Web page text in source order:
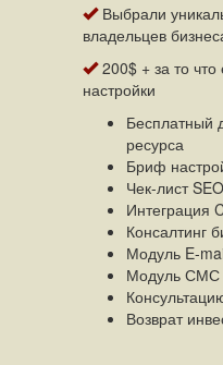
Выбрали
владельцев
200$ + за то что
настройки
Бесплатный
ресурса
Бриф
Чек-лист
Интеграция
Консалтинг
Модуль E-
Модуль СМС
Возврат